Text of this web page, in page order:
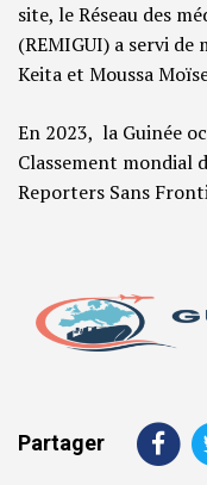
site, le Réseau des
(REMIGUI) a servi
Keita et Moussa
En 2023, la Guinée
Classement mondial
Reporters Sans
Partager